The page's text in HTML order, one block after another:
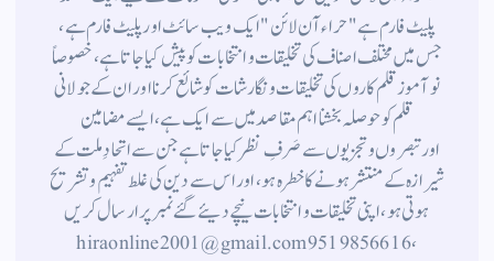
پلیٹ فارم ہے " حراء آن لائن " ایک ویب سائٹ اور پلیٹ فارم ہے ،
جس میں مختلف اصناف کی تخلیقات و انتخابات کو پیش کیا جاتا ہے ، خصوصاً
نوآموز قلم کاروں کی تخلیقات و نگارشات کو شائع کرنا اور ان کے جولانی
قلم کوحوصلہ بخشنا اہم مقاصد میں سے ایک ہے ، ایسے مضامین
اورتبصروں وتجزیوں سے صَرفِ نظر کیا جاتاہے جن سے اتحادِ ملت کے
شیرازہ کے منتشر ہونے کاخطرہ ہو ، اور اس سے دین کی غلط تفہیم وتشریح
ہوتی ہو، اپنی تخلیقات و انتخابات نیچے دیئے گئے نمبر پر ارسال کریں
، 9519856616 hiraonline2001@gmail.com